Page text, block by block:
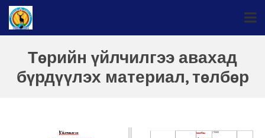
Төрийн үйлчилгээ авахад
бүрдүүлэх материал, төлбөр